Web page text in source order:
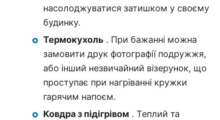
насолоджуватися затишком у своєму
будинку.
Термокухоль . При бажанні можна
замовити друк фотографії подружжя,
або інший незвичайний візерунок, що
проступає при нагріванні кружки
гарячим напоєм.
Ковдра з підігрівом . Теплий та